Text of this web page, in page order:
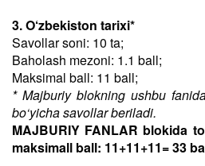
3. O‘zbekiston tarixi*
Savollar soni: 10 ta;
Baholash mezoni: 1.1 ball;
Maksimal ball: 11 ball;
* Majburiy blokning ushbu
bo‘yicha savollar beriladi.
MAJBURIY FANLAR blokida
maksimall ball: 11+11+11= 33